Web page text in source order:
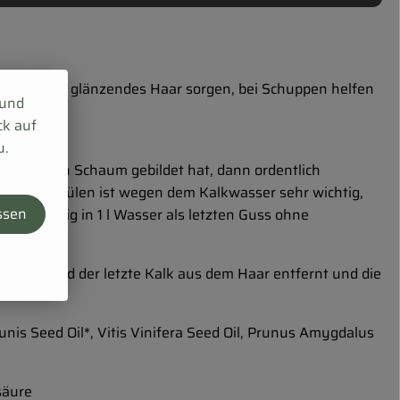
für glänzendes Haar sorgen, bei Schuppen helfen
Schaum gebildet hat, dann ordentlich
Ausspülen ist wegen dem Kalkwasser sehr wichtig,
in 1 l Wasser als letzten Guss ohne
wird der letzte Kalk aus dem Haar entfernt und die
Seed Oil*, Vitis Vinifera Seed Oil, Prunus Amygdalus
auf